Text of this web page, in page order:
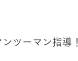
ツーマン指導！